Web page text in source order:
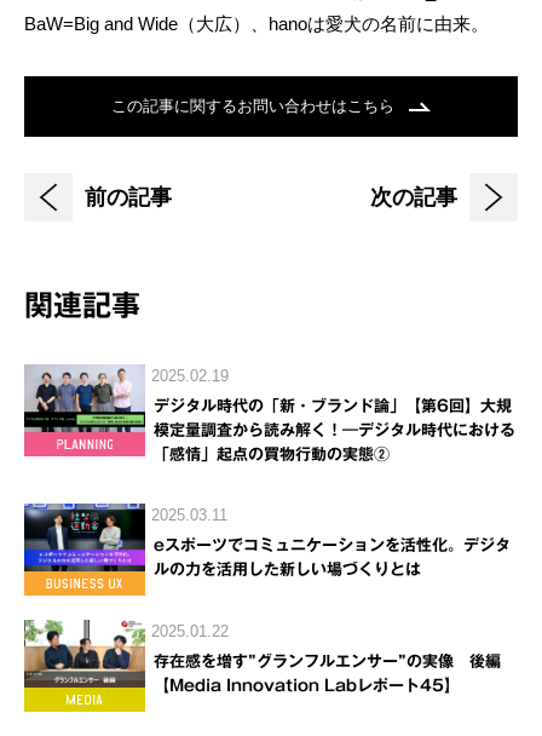
BaW=Big and Wide（大広）、hanoは愛犬の名前に由来。
この記事に関するお問い合わせはこちら
前の記事 次の記事
関連記事
2025.02.19
デジタル時代の「新・ブランド論」【第6回】大規
模定量調査から読み解く！―デジタル時代における
「感情」起点の買物行動の実態②
2025.03.11
eスポーツでコミュニケーションを活性化。デジタ
ルの力を活用した新しい場づくりとは
2025.01.22
存在感を増す”グランフルエンサー”の実像 後編
【Media Innovation Labレポート45】